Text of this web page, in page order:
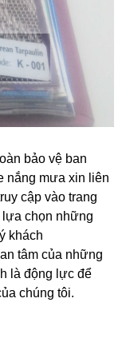
bảo vệ ban
nắng mưa xin liên
cập vào trang
lựa chọn những
khách
tâm của những
là động lực để
chúng tôi.